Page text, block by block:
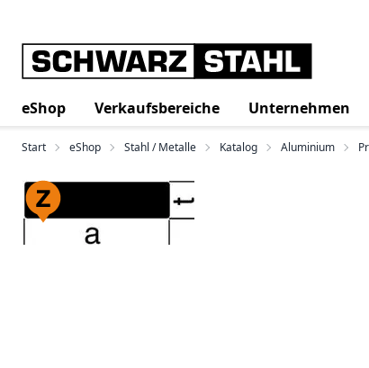
eShop Verkaufsbereiche Unternehmen
Start eShop Stahl / Metalle Katalog Aluminium